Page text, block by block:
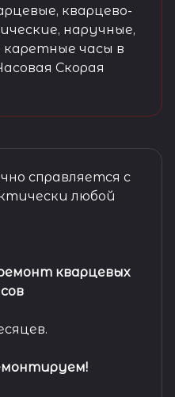
кварцево-
наручные,
часы в
Скорая
справляется с
любой
кварцевых